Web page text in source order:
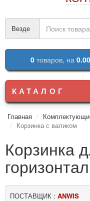
Везде
0 товаров, на
КАТАЛОГ
Главная
Корзинка с валиком
Корзинка
ПОСТАВЩИК : ANWIS